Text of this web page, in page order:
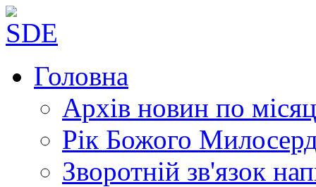
Головна
Архів новин по
Рік Божого
Зворотній зв'язок